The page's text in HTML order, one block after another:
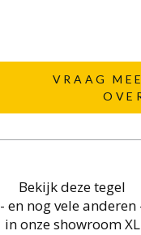
VRAAG
Bekijk deze tegel
- en nog vele anderen
in onze showroom XL